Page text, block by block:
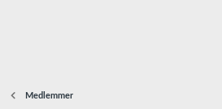
Medlemmer